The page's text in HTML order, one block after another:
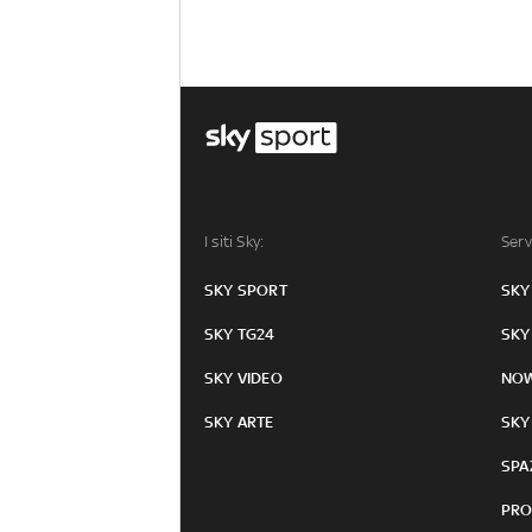
I siti Sky:
SKY SPORT
SKY TG24
SKY VIDEO
SKY ARTE